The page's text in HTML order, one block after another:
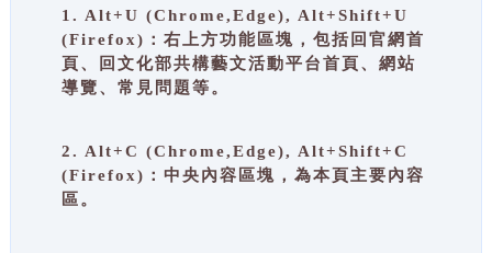
1. Alt+U (Chrome,Edge), Alt+Shift+U
(Firefox)：右上方功能區塊，包括回官網首
頁、回文化部共構藝文活動平台首頁、網站
導覽、常見問題等。
2. Alt+C (Chrome,Edge), Alt+Shift+C
(Firefox)：中央內容區塊，為本頁主要內容
區。